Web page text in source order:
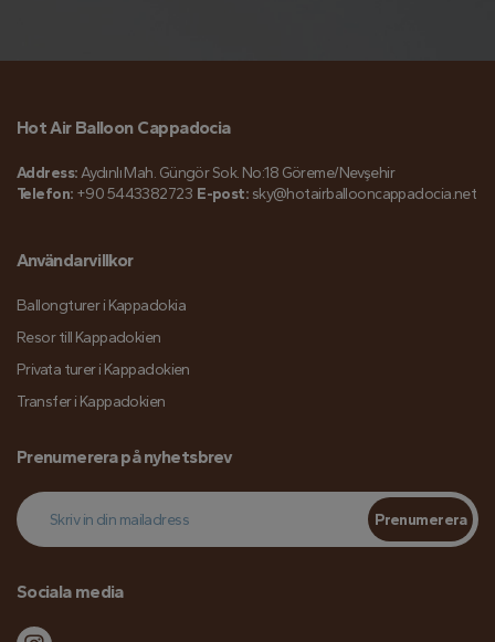
Hot Air Balloon Cappadocia
Address:Aydınlı Mah. Güngör Sok. No:18 Göreme/Nevşehir
Telefon: +90 5443382723 E-post: sky@hotairballooncappadocia.net
Användarvillkor
Ballongturer i Kappadokia
Resor till Kappadokien
Privata turer i Kappadokien
Transfer i Kappadokien
Prenumerera på nyhetsbrev
Prenumerera
Sociala media